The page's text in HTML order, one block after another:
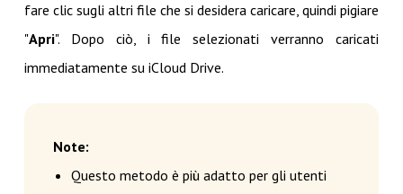
fare clic sugli altri file che si desidera caricare, quindi pigiare
"Apri". Dopo ciò, i file selezionati verranno caricati
immediatamente su iCloud Drive.
Note:
Questo metodo è più adatto per gli utenti